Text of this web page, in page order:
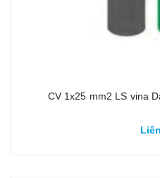
CV 1x25 mm2 LS vina